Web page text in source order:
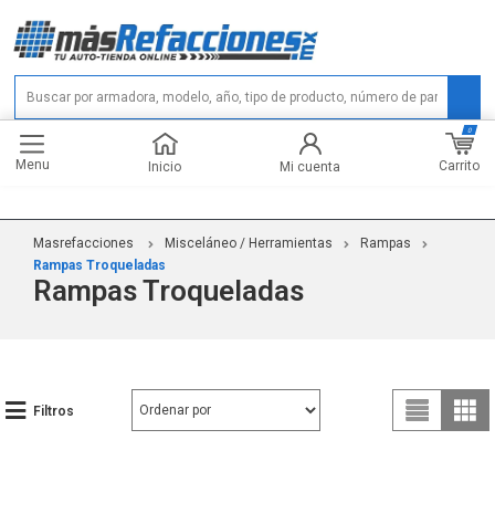
Menu Inicio Mi cuenta Carrito
0
Masrefacciones Misceláneo / Herramientas
Rampas
Rampas Troqueladas
Rampas Troqueladas
Filtros